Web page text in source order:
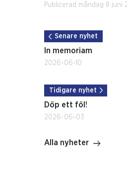
Publicerad måndag 8 juni
Senare nyhet
In memoriam
2026-06-10
Tidigare nyhet
Döp ett föl!
2026-06-03
Alla nyheter